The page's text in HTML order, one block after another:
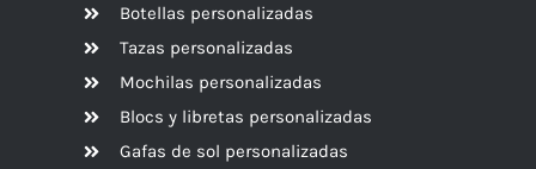
Botellas personalizadas
Tazas personalizadas
Mochilas personalizadas
Blocs y libretas personalizadas
Gafas de sol personalizadas